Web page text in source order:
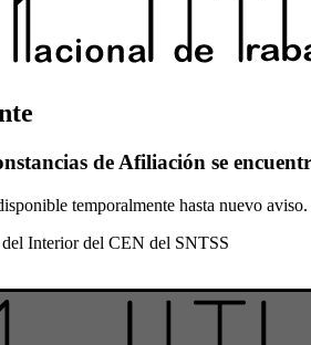
de
del Seguro Social
de Afiliación se
temporalmente hasta nuevo
del Interior del CEN del SNTSS